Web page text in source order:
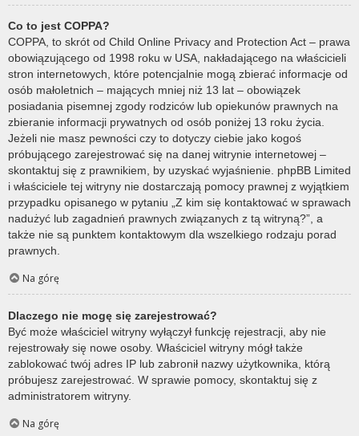
Co to jest COPPA?
COPPA, to skrót od Child Online Privacy and Protection Act – prawa
obowiązującego od 1998 roku w USA, nakładającego na właścicieli
stron internetowych, które potencjalnie mogą zbierać informacje od
osób małoletnich – mających mniej niż 13 lat – obowiązek
posiadania pisemnej zgody rodziców lub opiekunów prawnych na
zbieranie informacji prywatnych od osób poniżej 13 roku życia.
Jeżeli nie masz pewności czy to dotyczy ciebie jako kogoś
próbującego zarejestrować się na danej witrynie internetowej –
skontaktuj się z prawnikiem, by uzyskać wyjaśnienie. phpBB Limited
i właściciele tej witryny nie dostarczają pomocy prawnej z wyjątkiem
przypadku opisanego w pytaniu „Z kim się kontaktować w sprawach
nadużyć lub zagadnień prawnych związanych z tą witryną?”, a
także nie są punktem kontaktowym dla wszelkiego rodzaju porad
prawnych.
Na górę
Dlaczego nie mogę się zarejestrować?
Być może właściciel witryny wyłączył funkcję rejestracji, aby nie
rejestrowały się nowe osoby. Właściciel witryny mógł także
zablokować twój adres IP lub zabronił nazwy użytkownika, którą
próbujesz zarejestrować. W sprawie pomocy, skontaktuj się z
administratorem witryny.
Na górę